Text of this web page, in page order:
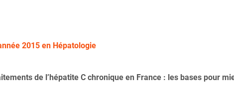
2015 en Hépatologie
de l’hépatite C chronique en France : les bases pour